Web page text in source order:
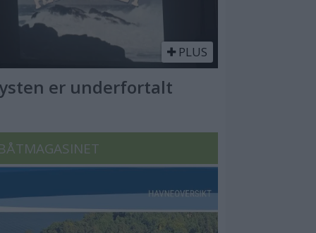
PLUS
er underfortalt